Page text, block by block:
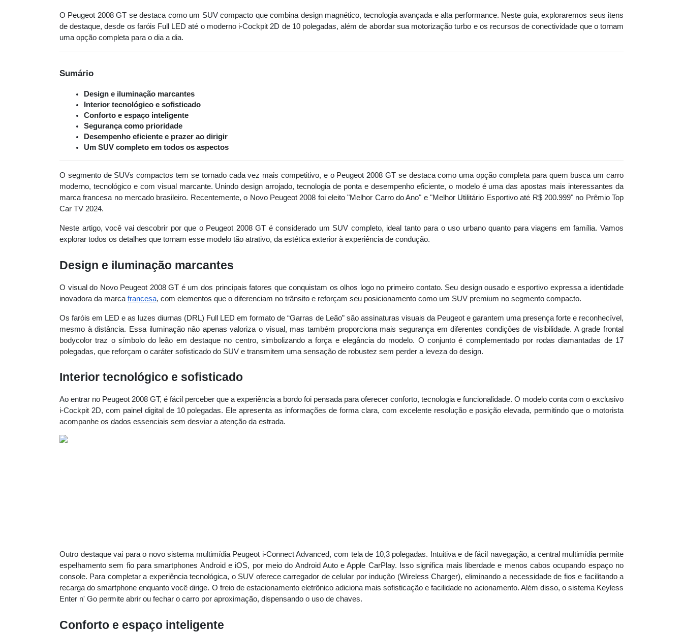
O Peugeot 2008 GT se destaca como um SUV compacto que combina design magnético, tecnologia avançada e alta performance. Neste guia, exploraremos seus itens
de destaque, desde os faróis Full LED até o moderno i-Cockpit 2D de 10 polegadas, além de abordar sua motorização turbo e os recursos de conectividade que o tornam
uma opção completa para o dia a dia.
Sumário
Design e iluminação marcantes
Interior tecnológico e sofisticado
Conforto e espaço inteligente
Segurança como prioridade
Desempenho eficiente e prazer ao dirigir
Um SUV completo em todos os aspectos
O segmento de SUVs compactos tem se tornado cada vez mais competitivo, e o Peugeot 2008 GT se destaca como uma opção completa para quem busca um carro
moderno, tecnológico e com visual marcante. Unindo design arrojado, tecnologia de ponta e desempenho eficiente, o modelo é uma das apostas mais interessantes da
marca francesa no mercado brasileiro. Recentemente, o Novo Peugeot 2008 foi eleito "Melhor Carro do Ano" e "Melhor Utilitário Esportivo até R$ 200.999" no Prêmio Top
Car TV 2024.
Neste artigo, você vai descobrir por que o Peugeot 2008 GT é considerado um SUV completo, ideal tanto para o uso urbano quanto para viagens em família. Vamos
explorar todos os detalhes que tornam esse modelo tão atrativo, da estética exterior à experiência de condução.
Design e iluminação marcantes
O visual do Novo Peugeot 2008 GT é um dos principais fatores que conquistam os olhos logo no primeiro contato. Seu design ousado e esportivo expressa a identidade
inovadora da marca francesa, com elementos que o diferenciam no trânsito e reforçam seu posicionamento como um SUV premium no segmento compacto.
Os faróis em LED e as luzes diurnas (DRL) Full LED em formato de “Garras de Leão” são assinaturas visuais da Peugeot e garantem uma presença forte e reconhecível,
mesmo à distância. Essa iluminação não apenas valoriza o visual, mas também proporciona mais segurança em diferentes condições de visibilidade. A grade frontal
bodycolor traz o símbolo do leão em destaque no centro, simbolizando a força e elegância do modelo. O conjunto é complementado por rodas diamantadas de 17
polegadas, que reforçam o caráter sofisticado do SUV e transmitem uma sensação de robustez sem perder a leveza do design.
Interior tecnológico e sofisticado
Ao entrar no Peugeot 2008 GT, é fácil perceber que a experiência a bordo foi pensada para oferecer conforto, tecnologia e funcionalidade. O modelo conta com o exclusivo
i-Cockpit 2D, com painel digital de 10 polegadas. Ele apresenta as informações de forma clara, com excelente resolução e posição elevada, permitindo que o motorista
acompanhe os dados essenciais sem desviar a atenção da estrada.
Outro destaque vai para o novo sistema multimídia Peugeot i-Connect Advanced, com tela de 10,3 polegadas. Intuitiva e de fácil navegação, a central multimídia permite
espelhamento sem fio para smartphones Android e iOS, por meio do Android Auto e Apple CarPlay. Isso significa mais liberdade e menos cabos ocupando espaço no
console. Para completar a experiência tecnológica, o SUV oferece carregador de celular por indução (Wireless Charger), eliminando a necessidade de fios e facilitando a
recarga do smartphone enquanto você dirige. O freio de estacionamento eletrônico adiciona mais sofisticação e facilidade no acionamento. Além disso, o sistema Keyless
Enter n' Go permite abrir ou fechar o carro por aproximação, dispensando o uso de chaves.
Conforto e espaço inteligente